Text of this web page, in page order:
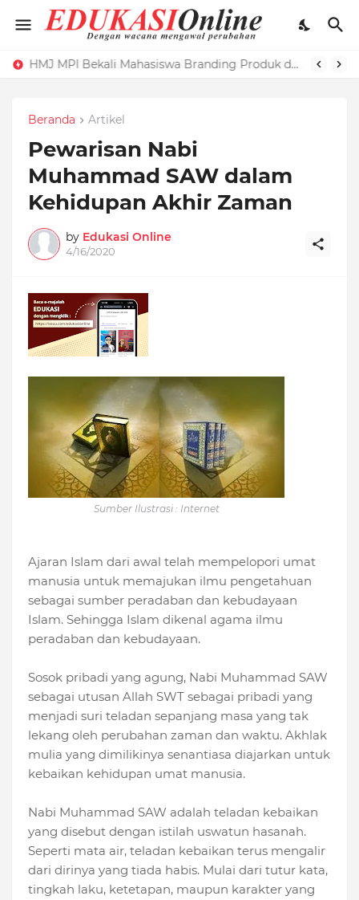
HMJ MPI Bekali Mahasiswa Branding Produk dengan Pelatihan Microblog
Beranda Artikel
Pewarisan Nabi
Muhammad SAW dalam
Kehidupan Akhir Zaman
by Edukasi Online
4/16/2020
Sumber Ilustrasi : Internet
Ajaran Islam dari awal telah mempelopori umat
manusia untuk memajukan ilmu pengetahuan
sebagai sumber peradaban dan kebudayaan
Islam. Sehingga Islam dikenal agama ilmu
peradaban dan kebudayaan.
Sosok pribadi yang agung, Nabi Muhammad SAW
sebagai utusan Allah SWT sebagai pribadi yang
menjadi suri teladan sepanjang masa yang tak
lekang oleh perubahan zaman dan waktu. Akhlak
mulia yang dimilikinya senantiasa diajarkan untuk
kebaikan kehidupan umat manusia.
Nabi Muhammad SAW adalah teladan kebaikan
yang disebut dengan istilah uswatun hasanah.
Seperti mata air, teladan kebaikan terus mengalir
dari dirinya yang tiada habis. Mulai dari tutur kata,
tingkah laku, ketetapan, maupun karakter yang